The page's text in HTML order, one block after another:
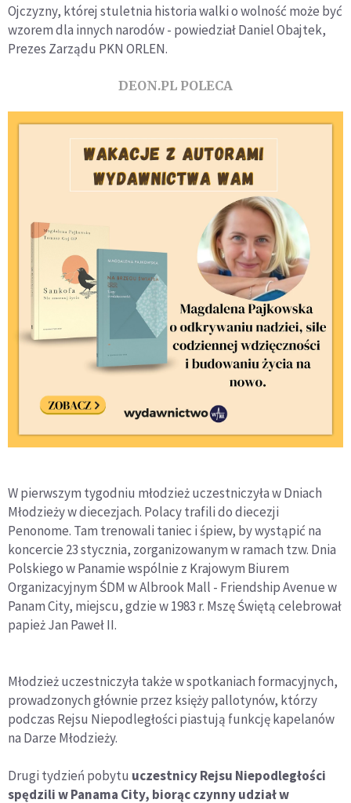
Ojczyzny, której stuletnia historia walki o wolność może być
wzorem dla innych narodów - powiedział Daniel Obajtek,
Prezes Zarządu PKN ORLEN.
DEON.PL POLECA
W pierwszym tygodniu młodzież uczestniczyła w Dniach
Młodzieży w diecezjach. Polacy trafili do diecezji
Penonome. Tam trenowali taniec i śpiew, by wystąpić na
koncercie 23 stycznia, zorganizowanym w ramach tzw. Dnia
Polskiego w Panamie wspólnie z Krajowym Biurem
Organizacyjnym ŚDM w Albrook Mall - Friendship Avenue w
Panam City, miejscu, gdzie w 1983 r. Mszę Świętą celebrował
papież Jan Paweł II.
Młodzież uczestniczyła także w spotkaniach formacyjnych,
prowadzonych głównie przez księży pallotynów, którzy
podczas Rejsu Niepodległości piastują funkcję kapelanów
na Darze Młodzieży.
Drugi tydzień pobytu uczestnicy Rejsu Niepodległości
spędzili w Panama City, biorąc czynny udział w